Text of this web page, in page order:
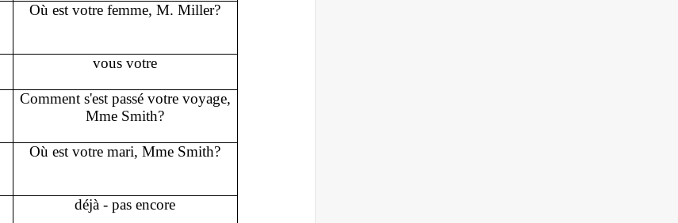
Où est votre femme, M. Miller?
vous votre
Comment s'est passé votre voyage,
Mme Smith?
Où est votre mari, Mme Smith?
déjà - pas encore